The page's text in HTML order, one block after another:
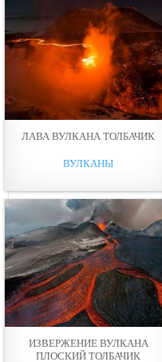
ЛАВА ВУЛКАНА ТОЛБАЧИК
ВУЛКАНЫ
ИЗВЕРЖЕНИЕ ВУЛКАНА
ПЛОСКИЙ ТОЛБАЧИК